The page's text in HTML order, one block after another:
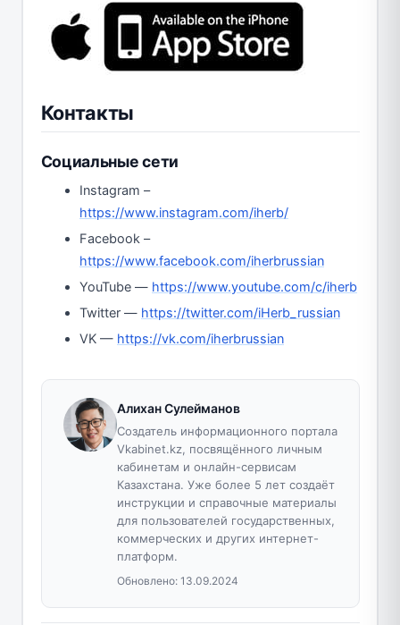
Контакты
Социальные сети
Instagram –
https://www.instagram.com/iherb/
Facebook –
https://www.facebook.com/iherbrussian
YouTube — https://www.youtube.com/c/iherb
Twitter — https://twitter.com/iHerb_russian
VK — https://vk.com/iherbrussian
Алихан Сулейманов
Создатель информационного портала
Vkabinet.kz, посвящённого личным
кабинетам и онлайн-сервисам
Казахстана. Уже более 5 лет создаёт
инструкции и справочные материалы
для пользователей государственных,
коммерческих и других интернет-
платформ.
Обновлено: 13.09.2024